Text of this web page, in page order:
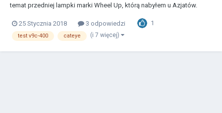
temat przedniej lampki marki Wheel Up, którą nabyłem u Azjatów.
to ścieżki są mi dobrze znane. Do tej pory musiałem zadowolić się
Cateye`m HL-EL135N (ok. 60 zł). Komf...
25 Stycznia 2018 3 odpowiedzi 1
test v9c-400 cateye (i 7 więcej)